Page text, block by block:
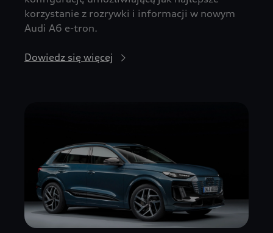
korzystanie z rozrywki i informacji w nowym
Audi A6 e-tron.
Dowiedz się więcej